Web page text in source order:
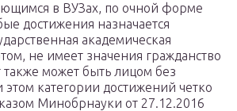
в ВУЗах, по очной форме
достижения назначается
академическая
не имеет значения гражданство
также может быть лицом без
этом категории достижений четко
Минобрнауки от 27.12.2016